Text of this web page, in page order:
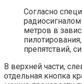
Согласно
метров в
препятствий,
В верхней части,
отдельная кнопка